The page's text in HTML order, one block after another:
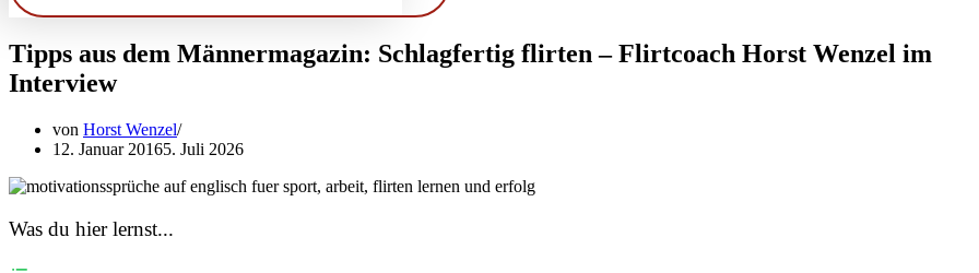
Tipps aus dem Männermagazin: Schlagfertig flirten – Flirtcoach Horst Wenzel im
Interview
von Horst Wenzel
12. Januar 20165. Juli 2026
Was du hier lernst...